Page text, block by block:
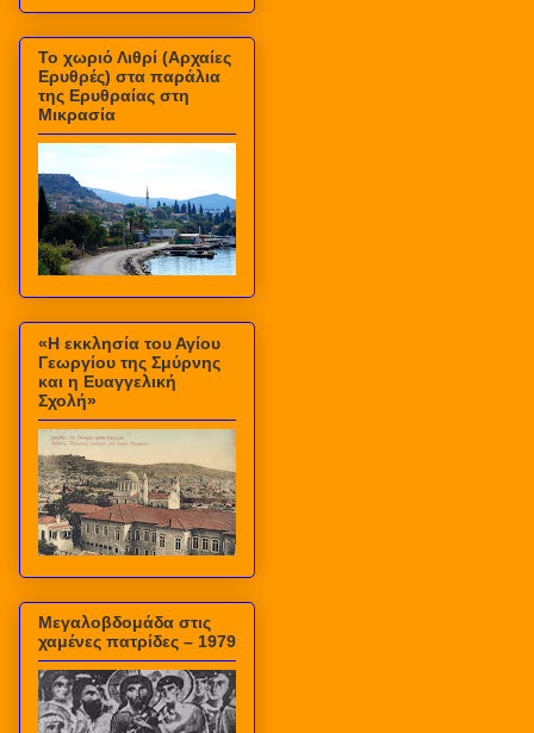
Το χωριό Λιθρί (Αρχαίες
Ερυθρές) στα παράλια
της Ερυθραίας στη
Μικρασία
«Η εκκλησία του Αγίου
Γεωργίου της Σμύρνης
και η Ευαγγελική
Σχολή»
Μεγαλοβδομάδα στις
χαμένες πατρίδες – 1979